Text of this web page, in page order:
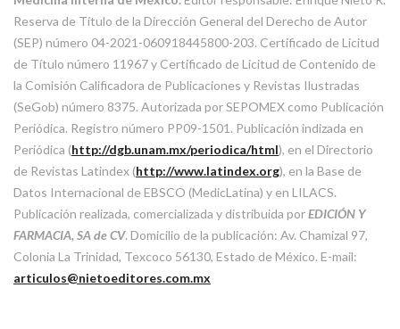
Reserva de Título de la Dirección General del Derecho de Autor
(SEP) número 04-2021-060918445800-203. Certificado de Licitud
de Título número 11967 y Certificado de Licitud de Contenido de
la Comisión Calificadora de Publicaciones y Revistas Ilustradas
(SeGob) número 8375. Autorizada por SEPOMEX como Publicación
Periódica. Registro número PP09-1501. Publicación indizada en
Periódica (http://dgb.unam.mx/periodica/html), en el Directorio
de Revistas Latindex (http://www.latindex.org), en la Base de
Datos Internacional de EBSCO (MedicLatina) y en LILACS.
Publicación realizada, comercializada y distribuida porEDICIÓN Y
FARMACIA, SA de CV. Domicilio de la publicación: Av. Chamizal 97,
Colonia La Trinidad, Texcoco 56130, Estado de México. E-mail:
articulos@nietoeditores.com.mx